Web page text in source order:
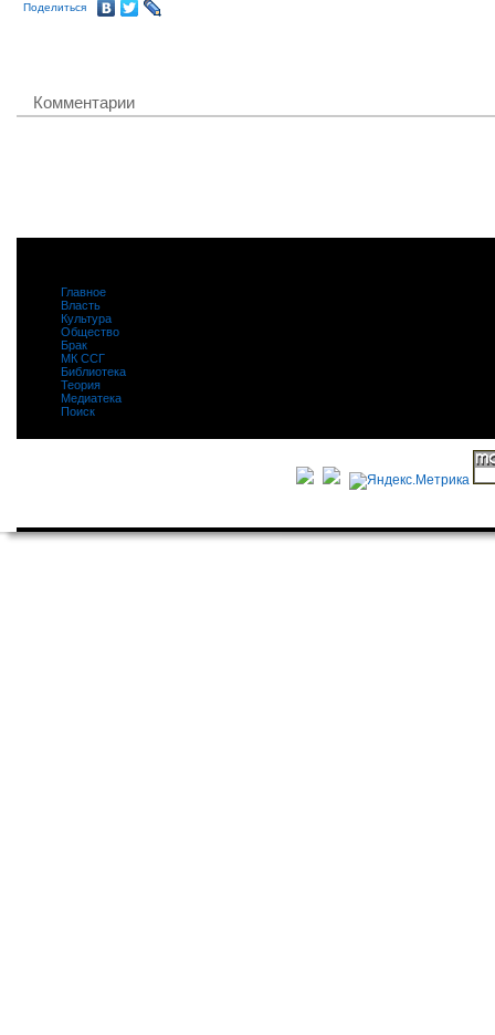
Поделиться
Комментарии
Главное
Власть
Культура
Общество
Брак
МК ССГ
Библиотека
Теория
Медиатека
Поиск